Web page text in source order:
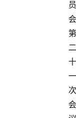
员
会
第
二
十
一
次
会